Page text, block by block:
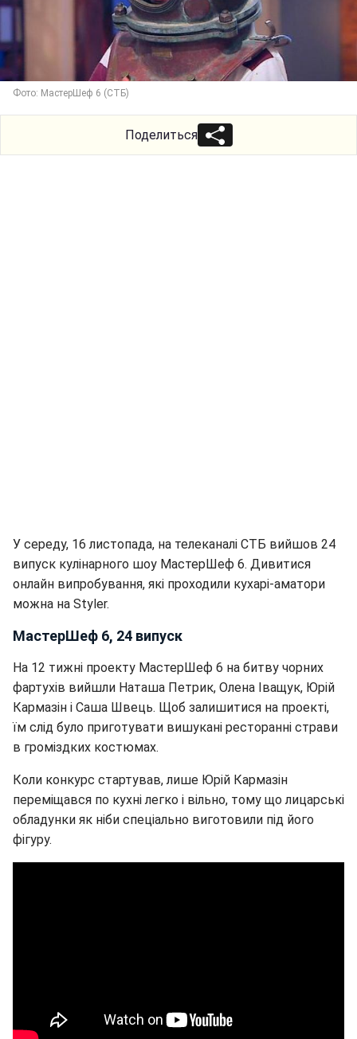
Фото: МастерШеф 6 (СТБ)
Поделиться
У середу, 16 листопада, на телеканалі СТБ вийшов 24
випуск кулінарного шоу МастерШеф 6. Дивитися
онлайн випробування, які проходили кухарі-аматори
можна на Styler.
МастерШеф 6, 24 випуск
На 12 тижні проекту МастерШеф 6 на битву чорних
фартухів вийшли Наташа Петрик, Олена Іващук, Юрій
Кармазін і Саша Швець. Щоб залишитися на проекті,
їм слід було приготувати вишукані ресторанні страви
в громіздких костюмах.
Коли конкурс стартував, лише Юрій Кармазін
переміщався по кухні легко і вільно, тому що лицарські
обладунки як ніби спеціально виготовили під його
фігуру.